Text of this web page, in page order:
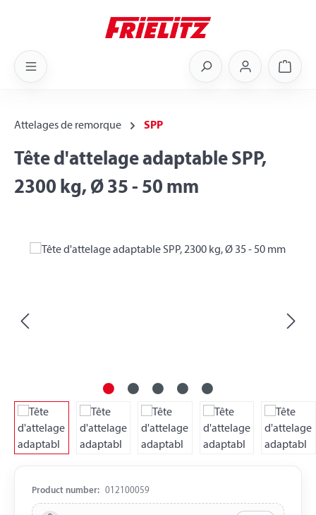
Attelages de remorque SPP
Tête d'attelage adaptable SPP,
2300 kg, Ø 35 - 50 mm
Skip image gallery
Product number: 012100059